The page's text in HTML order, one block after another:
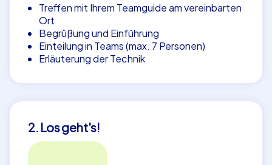
Treffen mit Ihrem Teamguide am vereinbarten
Ort
Begrüßung und Einführung
Einteilung in Teams (max. 7 Personen)
Erläuterung der Technik
2. Los geht's!